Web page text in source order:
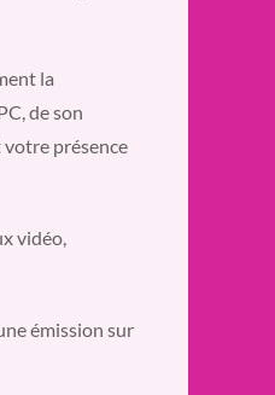
la
de son
présence
vidéo,
émission sur